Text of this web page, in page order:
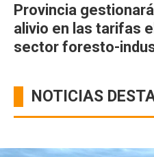
Provincia
alivio en las tarifas
sector foresto-
NOTICIAS